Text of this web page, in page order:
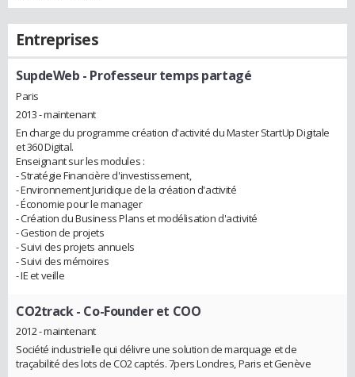
Entreprises
SupdeWeb - Professeur temps partagé
Paris
2013 - maintenant
En charge du programme création d'activité du Master StartUp Digitale
et 360 Digital.
Enseignant sur les modules :
- Stratégie Financière d'investissement,
- Environnement Juridique de la création d'activité
- Économie pour le manager
- Création du Business Plans et modélisation d'activité
- Gestion de projets
- Suivi des projets annuels
- Suivi des mémoires
- IE et veille
CO2track- Co-Founder et COO
2012 - maintenant
Société industrielle qui délivre une solution de marquage et de
traçabilité des lots de CO2 captés. 7pers Londres, Paris et Genève